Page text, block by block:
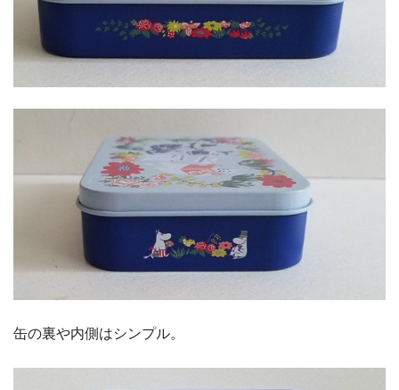
缶の裏や内側はシンプル。